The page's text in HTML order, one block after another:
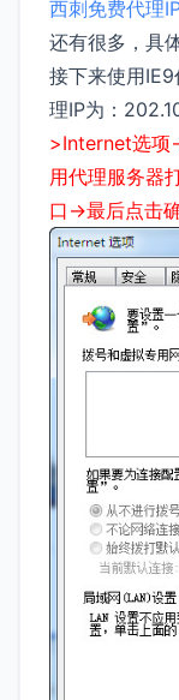
西刺免费代理
还有很多，具
接下来使用
理IP为：
>Internet选项
用代理服务器
口->最后点击